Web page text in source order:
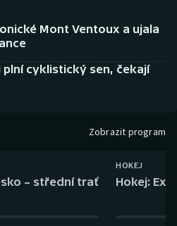
Mont Ventoux a ujala
plní cyklistický sen, čekají
Zobrazit program
– střední trať
HOKEJ
Hokej: